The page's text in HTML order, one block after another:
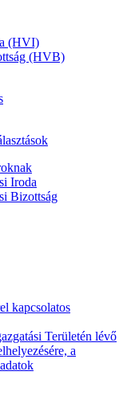
(HVI)
(HVB)
Iroda
Bizottság
kapcsolatos
Területén lévő
a